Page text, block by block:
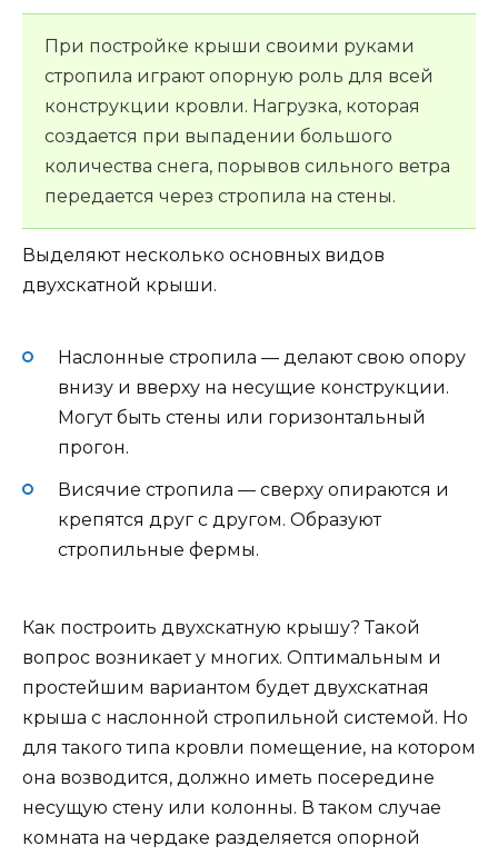
При постройке крыши своими руками
стропила играют опорную роль для всей
конструкции кровли. Нагрузка, которая
создается при выпадении большого
количества снега, порывов сильного ветра
передается через стропила на стены.
Выделяют несколько основных видов
двухскатной крыши.
Наслонные стропила — делают свою опору
внизу и вверху на несущие конструкции.
Могут быть стены или горизонтальный
прогон.
Висячие стропила — сверху опираются и
крепятся друг с другом. Образуют
стропильные фермы.
Как построить двухскатную крышу? Такой
вопрос возникает у многих. Оптимальным и
простейшим вариантом будет двухскатная
крыша с наслонной стропильной системой. Но
для такого типа кровли помещение, на котором
она возводится, должно иметь посередине
несущую стену или колонны. В таком случае
комната на чердаке разделяется опорной